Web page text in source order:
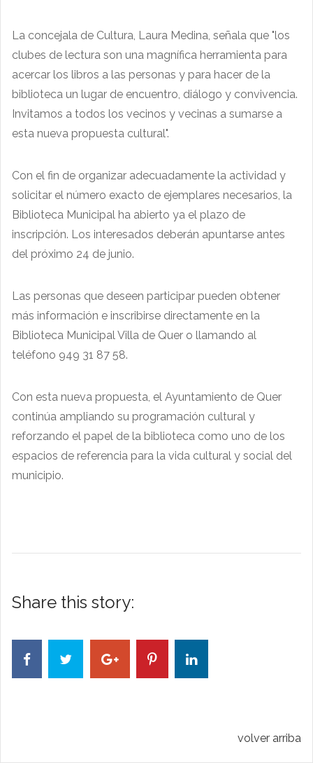
La concejala de Cultura, Laura Medina, señala que "los
clubes de lectura son una magnífica herramienta para
acercar los libros a las personas y para hacer de la
biblioteca un lugar de encuentro, diálogo y convivencia.
Invitamos a todos los vecinos y vecinas a sumarse a
esta nueva propuesta cultural".
Con el fin de organizar adecuadamente la actividad y
solicitar el número exacto de ejemplares necesarios, la
Biblioteca Municipal ha abierto ya el plazo de
inscripción. Los interesados deberán apuntarse antes
del próximo 24 de junio.
Las personas que deseen participar pueden obtener
más información e inscribirse directamente en la
Biblioteca Municipal Villa de Quer o llamando al
teléfono 949 31 87 58.
Con esta nueva propuesta, el Ayuntamiento de Quer
continúa ampliando su programación cultural y
reforzando el papel de la biblioteca como uno de los
espacios de referencia para la vida cultural y social del
municipio.
Share this story:
volver arriba